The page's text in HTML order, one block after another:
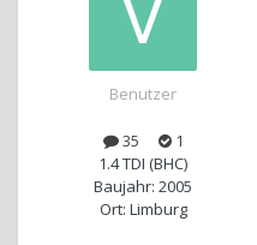
Benutzer
35
1
1.4 TDI (BHC)
Baujahr: 2005
Ort: Limburg